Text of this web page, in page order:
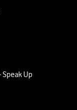
Speak Up